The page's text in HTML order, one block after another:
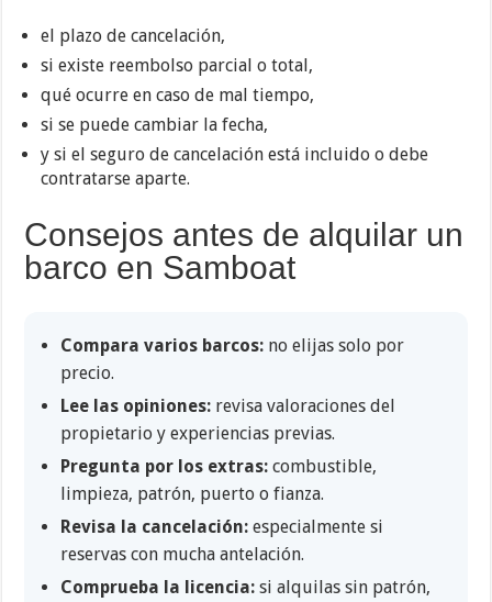
el plazo de cancelación,
si existe reembolso parcial o total,
qué ocurre en caso de mal tiempo,
si se puede cambiar la fecha,
y si el seguro de cancelación está incluido o debe
contratarse aparte.
Consejos antes de alquilar un
barco en Samboat
Compara varios barcos: no elijas solo por
precio.
Lee las opiniones: revisa valoraciones del
propietario y experiencias previas.
Pregunta por los extras: combustible,
limpieza, patrón, puerto o fianza.
Revisa la cancelación: especialmente si
reservas con mucha antelación.
Comprueba la licencia: si alquilas sin patrón,